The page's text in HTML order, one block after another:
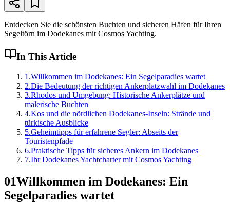
Entdecken Sie die schönsten Buchten und sicheren Häfen für Ihren
Segeltörn im Dodekanes mit Cosmos Yachting.
In This Article
1 .Willkommen im Dodekanes: Ein Segelparadies wartet
2.Die Bedeutung der richtigen Ankerplatzwahl im Dodekanes
3.Rhodos und Umgebung: Historische Ankerplätze und
malerische Buchten
4.Kos und die nördlichen Dodekanes-Inseln: Strände und
türkische Ausblicke
5.Geheimtipps für erfahrene Segler: Abseits der
Touristenpfade
6.Praktische Tipps für sicheres Ankern im Dodekanes
7.Ihr Dodekanes Yachtcharter mit Cosmos Yachting
01Willkommen im Dodekanes: Ein
Segelparadies wartet